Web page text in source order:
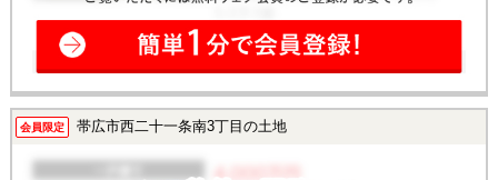
会員限定 帯広市西二十一条南3丁目の土地